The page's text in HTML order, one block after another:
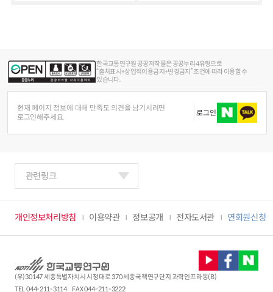
한국교통연구원 공공저작물은 공공누리 4유형으로
“출처표시+상업적이용금지+변경금지” 조건에 따라 이용할 수
있습니다.
현재 페이지 정보에 대해 만족도 의견을 남기시려면
로그인해주세요.
로그인
개인정보처리방침 이용약관 정보공개 전자도서관 연회원신청
관련링크
(우)30147 세종특별자치시 시청대로 370 세종국책연구단지 과학인프라동(B)
TEL044-211-3114 FAX 044-211-3222